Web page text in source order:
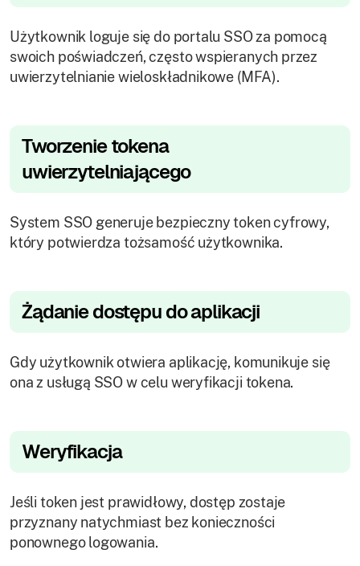
Użytkownik loguje się do portalu SSO za pomocą
swoich poświadczeń, często wspieranych przez
uwierzytelnianie wieloskładnikowe (MFA).
Tworzenie tokena
uwierzytelniającego
System SSO generuje bezpieczny token cyfrowy,
który potwierdza tożsamość użytkownika.
Żądanie dostępu do aplikacji
Gdy użytkownik otwiera aplikację, komunikuje się
ona z usługą SSO w celu weryfikacji tokena.
Weryfikacja
Jeśli token jest prawidłowy, dostęp zostaje
przyznany natychmiast bez konieczności
ponownego logowania.